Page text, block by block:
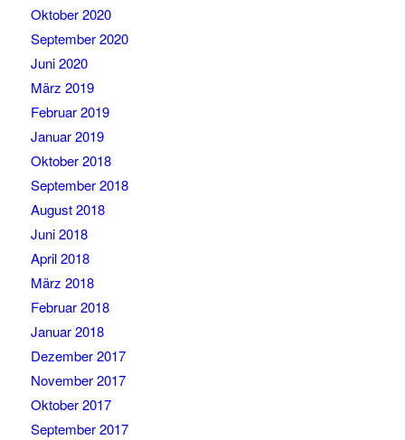
Oktober 2020
September 2020
Juni 2020
März 2019
Februar 2019
Januar 2019
Oktober 2018
September 2018
August 2018
Juni 2018
April 2018
März 2018
Februar 2018
Januar 2018
Dezember 2017
November 2017
Oktober 2017
September 2017